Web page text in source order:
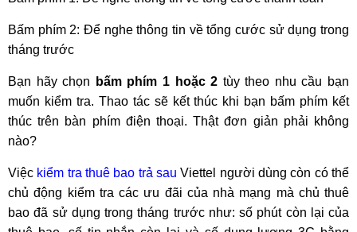
Bấm phím 2: Để nghe thông tin về tổng cước sử dụng trong
tháng trước
Bạn hãy chọn bấm phím 1 hoặc 2 tùy theo nhu cầu bạn
muốn kiểm tra. Thao tác sẽ kết thúc khi bạn bấm phím kết
thúc trên bàn phím điện thoại. Thật đơn giản phải không
nào?
Việc kiểm tra thuê bao trả sau Viettel người dùng còn có thể
chủ động kiểm tra các ưu đãi của nhà mạng mà chủ thuê
bao đã sử dụng trong tháng trước như: số phút còn lại của